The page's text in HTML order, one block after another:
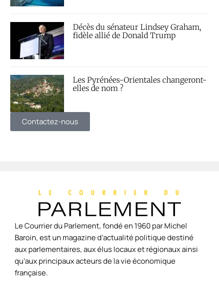
Décès du sénateur Lindsey Graham,
fidèle allié de Donald Trump
Les Pyrénées-Orientales changeront-
elles de nom ?
Contactez-nous
Le Courrier du Parlement, fondé en 1960 par Michel
Baroin, est un magazine d’actualité politique destiné
aux parlementaires, aux élus locaux et régionaux ainsi
qu’aux principaux acteurs de la vie économique
française.